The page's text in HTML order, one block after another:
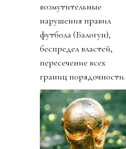
возмутительные
нарушения правил
футбола (Балогун),
беспредел властей,
пересечение всех
границ порядочности.